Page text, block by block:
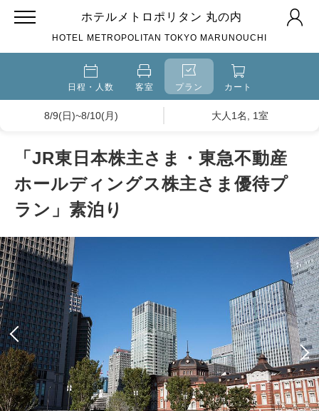
ホテルメトロポリタン 丸の内
HOTEL METROPOLITAN TOKYO MARUNOUCHI
日程・人数 客室 プラン カート
8/9(日)~8/10(月) 大人1名, 1室
「JR東日本株主さま・東急不動産
ホールディングス株主さま優待プ
ラン」素泊り